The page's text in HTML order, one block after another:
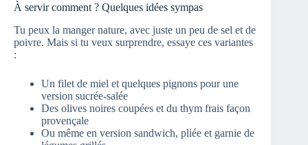
À servir comment ? Quelques idées sympas
Tu peux la manger nature, avec juste un peu de sel et de
poivre. Mais si tu veux surprendre, essaye ces variantes
:
Un filet de miel et quelques pignons pour une
version sucrée-salée
Des olives noires coupées et du thym frais façon
provençale
Ou même en version sandwich, pliée et garnie de